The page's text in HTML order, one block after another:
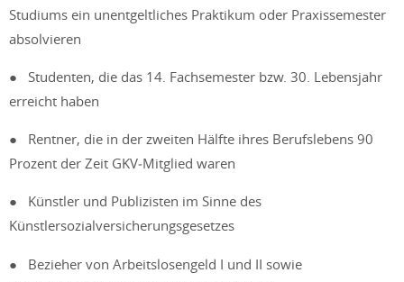
Studiums ein unentgeltliches Praktikum oder Praxissemester
absolvieren
● Studenten, die das 14. Fachsemester bzw. 30. Lebensjahr
erreicht haben
● Rentner, die in der zweiten Hälfte ihres Berufslebens 90
Prozent der Zeit GKV‑Mitglied waren
● Künstler und Publizisten im Sinne des
Künstlersozialversicherungsgesetzes
● Bezieher von Arbeitslosengeld I und II sowie